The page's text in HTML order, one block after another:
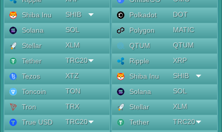
Shiba Inu
SHIB
Solana
SOL
Stellar
XLM
Tether
TRC20
Tezos
XTZ
Toncoin
TON
Tron
TRX
True USD
TRC20
Polkadot
DOT
Polygon
MATIC
QTUM
QTUM
Ripple
XRP
Shiba Inu
SHIB
Solana
SOL
Stellar
XLM
Tether
TRC20